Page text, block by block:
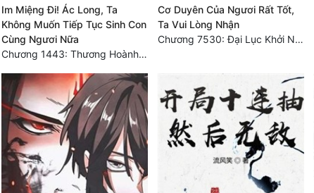
Im Miệng Đi! Ác Long, Ta
Không Muốn Tiếp Tục Sinh Con
Cùng Ngươi Nữa
Chương 1443: Thương Hoành Vạn Vật (Cuối cùng)
Cơ Duyên Của Ngươi Rất Tốt,
Ta Vui Lòng Nhận
Chương 7530: Đại Lục Khởi Nguyên – Kiến Thành 71